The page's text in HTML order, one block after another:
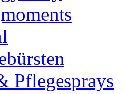
Pflegesprays